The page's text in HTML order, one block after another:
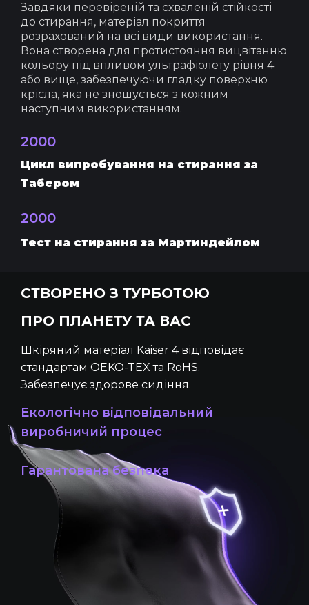
Завдяки перевіреній та схваленій стійкості
до стирання, матеріал покриття
розрахований на всі види використання.
Вона створена для протистояння вицвітанню
кольору під впливом ультрафіолету рівня 4
або вище, забезпечуючи гладку поверхню
крісла, яка не зношується з кожним
наступним використанням.
2000
Цикл випробування на стирання за
Табером
2000
Тест на стирання за Мартиндейлом
СТВОРЕНО З ТУРБОТОЮ
ПРО ПЛАНЕТУ ТА ВАС
Шкіряний матеріал Kaiser 4 відповідає
стандартам OEKO-TEX та RoHS.
Забезпечує здорове сидіння.
Екологічно відповідальний
виробничий процес
Гарантована безпека